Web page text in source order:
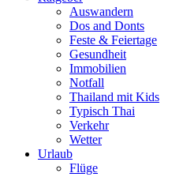
Auswandern
Dos and Donts
Feste & Feiertage
Gesundheit
Immobilien
Notfall
Thailand mit Kids
Typisch Thai
Verkehr
Wetter
Urlaub
Flüge